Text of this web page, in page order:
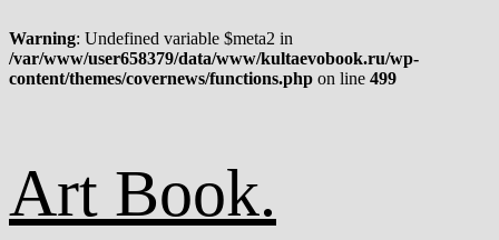
Warning: Undefined variable $meta2 in
/var/www/user658379/data/www/kultaevobook.ru/wp-
content/themes/covernews/functions.php on line 499
содержимому
Art Book.